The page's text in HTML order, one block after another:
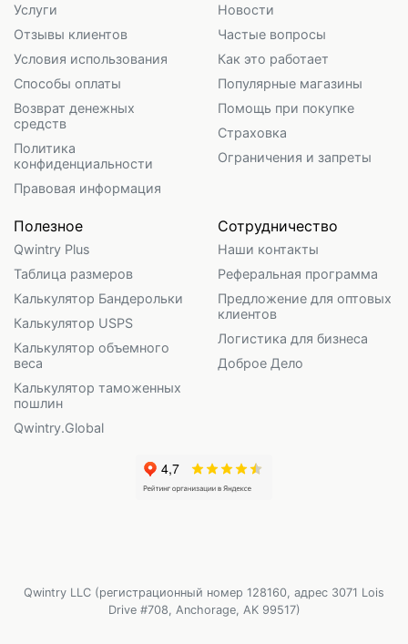
Услуги
Отзывы клиентов
Условия использования
Способы оплаты
Возврат денежных
средств
Политика
конфиденциальности
Правовая информация
Новости
Частые вопросы
Как это работает
Популярные магазины
Помощь при покупке
Страховка
Ограничения и запреты
Полезное
Qwintry Plus
Таблица размеров
Калькулятор Бандерольки
Калькулятор USPS
Калькулятор объемного
веса
Калькулятор таможенных
пошлин
Qwintry.Global
Сотрудничество
Наши контакты
Реферальная программа
Предложение для оптовых
клиентов
Логистика для бизнеса
Доброе Дело
Qwintry LLC (регистрационный номер 128160, адрес 3071 Lois
Drive #708, Anchorage, AK 99517)